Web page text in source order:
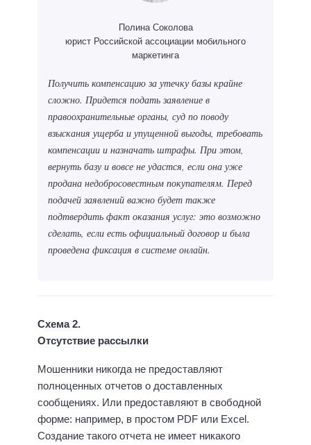
Полина Соколова
юрист Российской ассоциации мобильного
маркетинга
Получить компенсацию за утечку базы крайне
сложно. Придется подать заявление в
правоохранительные органы, суд по поводу
взыскания ущерба и упущенной выгоды, требовать
компенсации и назначать штрафы. При этом,
вернуть базу и вовсе не удастся, если она уже
продана недобросовестным покупателям. Перед
подачей заявлений важно будет также
подтвердить факт оказания услуг: это возможно
сделать, если есть официальный договор и была
проведена фиксация в системе онлайн.
Схема 2.
Отсутствие рассылки
Мошенники никогда не предоставляют
полноценных отчетов о доставленных
сообщениях. Или предоставляют в свободной
форме: например, в простом PDF или Excel.
Создание такого отчета не имеет никакого